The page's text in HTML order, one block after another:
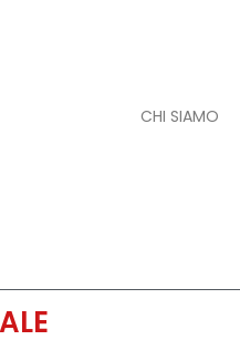
CHI SIAMO